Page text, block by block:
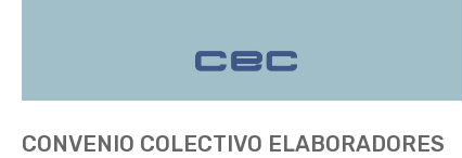
CONVENIO COLECTIVO ELABORADORES